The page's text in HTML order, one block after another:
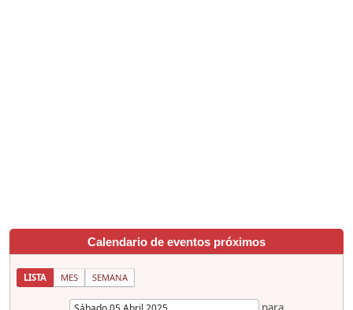
Calendario de eventos próximos
LISTA MES SEMANA